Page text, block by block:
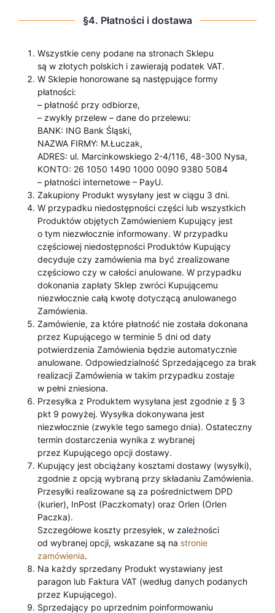
§4. Płatności i dostawa
Wszystkie ceny podane na stronach Sklepu
są w złotych polskich i zawierają podatek VAT.
W Sklepie honorowane są następujące formy
płatności:
– płatność przy odbiorze,
– zwykły przelew – dane do przelewu:
BANK: ING Bank Śląski,
NAZWA FIRMY: M.Łuczak,
ADRES: ul. Marcinkowskiego 2-4/116, 48-300 Nysa,
KONTO: 26 1050 1490 1000 0090 9380 5084
– płatności internetowe – PayU.
Zakupiony Produkt wysyłany jest w ciągu 3 dni.
W przypadku niedostępności części lub wszystkich
Produktów objętych Zamówieniem Kupujący jest
o tym niezwłocznie informowany. W przypadku
częściowej niedostępności Produktów Kupujący
decyduje czy zamówienia ma być zrealizowane
częściowo czy w całości anulowane. W przypadku
dokonania zapłaty Sklep zwróci Kupującemu
niezwłocznie całą kwotę dotyczącą anulowanego
Zamówienia.
Zamówienie, za które płatność nie została dokonana
przez Kupującego w terminie 5 dni od daty
potwierdzenia Zamówienia będzie automatycznie
anulowane. Odpowiedzialność Sprzedającego za brak
realizacji Zamówienia w takim przypadku zostaje
w pełni zniesiona.
Przesyłka z Produktem wysyłana jest zgodnie z § 3
pkt 9 powyżej. Wysyłka dokonywana jest
niezwłocznie (zwykle tego samego dnia). Ostateczny
termin dostarczenia wynika z wybranej
przez Kupującego opcji dostawy.
Kupujący jest obciążany kosztami dostawy (wysyłki),
zgodnie z opcją wybraną przy składaniu Zamówienia.
Przesyłki realizowane są za pośrednictwem DPD
(kurier), InPost (Paczkomaty) oraz Orlen (Orlen
Paczka).
Szczegółowe koszty przesyłek, w zależności
od wybranej opcji, wskazane są na stronie
zamówienia.
Na każdy sprzedany Produkt wystawiany jest
paragon lub Faktura VAT (według danych podanych
przez Kupującego).
Sprzedający po uprzednim poinformowaniu